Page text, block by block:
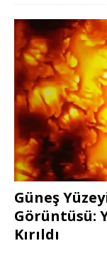
Güneş
Görüntüsü:
Kırıldı